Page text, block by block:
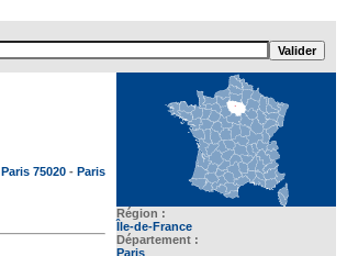
Région :
Île-de-France
Département :
Paris
Paris 75020 - Paris